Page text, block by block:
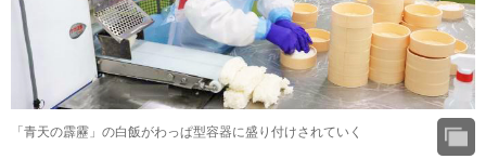
「青天の霹靂」の白飯がわっぱ型容器に盛り付けされていく